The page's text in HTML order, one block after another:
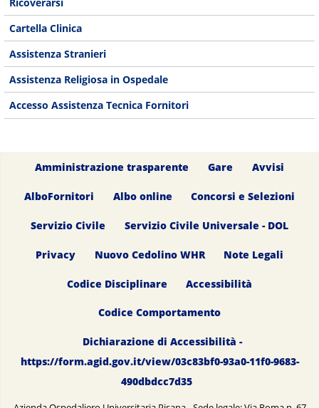
Cartella Clinica
Assistenza Stranieri
Assistenza Religiosa in Ospedale
Accesso Assistenza Tecnica Fornitori
Amministrazione trasparente Gare Avvisi
AlboFornitori Albo online Concorsi e Selezioni
Servizio Civile Servizio Civile Universale - DOL
Privacy Nuovo Cedolino WHR Note Legali
Codice Disciplinare Accessibilità
Codice Comportamento
Dichiarazione di Accessibilità -
https://form.agid.gov.it/view/03c83bf0-93a0-11f0-9683-
490dbdcc7d35